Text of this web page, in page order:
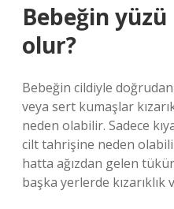
Bebeğin
olur?
Bebeğin cildiyle
veya sert kumaşlar
neden olabilir. Sadece
cilt tahrişine neden
hatta ağızdan gelen
başka yerlerde